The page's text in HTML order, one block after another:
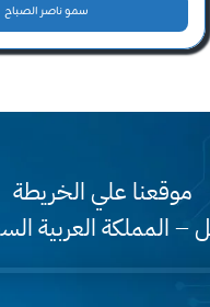
سمو ناصر الصباح
موقعنا علي الخريطة
– المملكة العربية